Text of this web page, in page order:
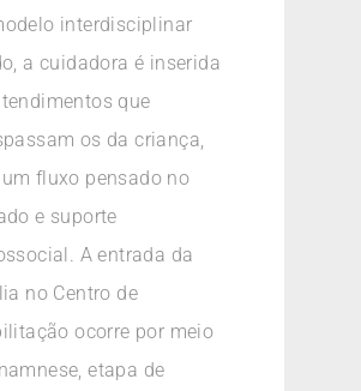
interdisciplinar
a cuidadora é inserida
que
os da criança,
fluxo pensado no
e suporte
A entrada da
no Centro de
ocorre por meio
etapa de